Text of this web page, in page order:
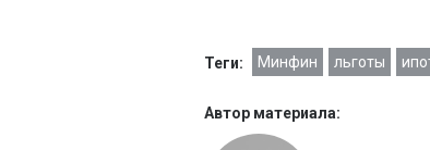
Теги: Минфин льготы
Автор материала: